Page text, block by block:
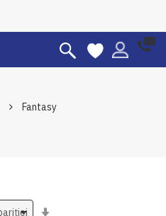
Fantasy